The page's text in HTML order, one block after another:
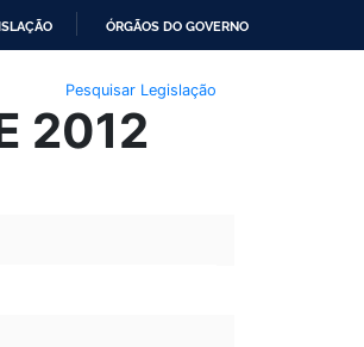
ÓRGÃOS DO GOVERNO
Pesquisar Legislação
2012